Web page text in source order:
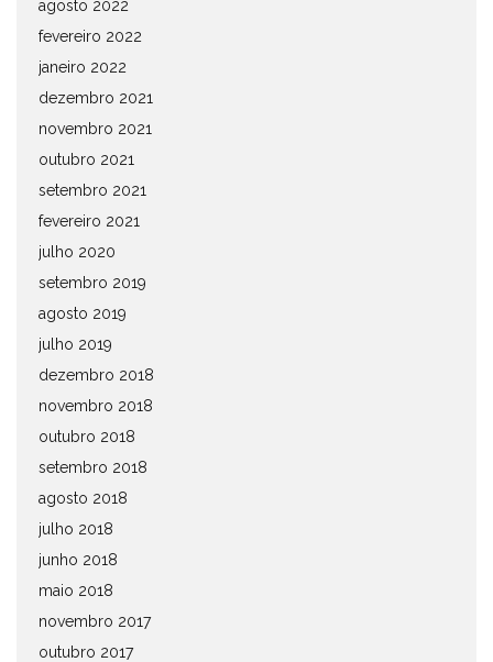
agosto 2022
fevereiro 2022
janeiro 2022
dezembro 2021
novembro 2021
outubro 2021
setembro 2021
fevereiro 2021
julho 2020
setembro 2019
agosto 2019
julho 2019
dezembro 2018
novembro 2018
outubro 2018
setembro 2018
agosto 2018
julho 2018
junho 2018
maio 2018
novembro 2017
outubro 2017